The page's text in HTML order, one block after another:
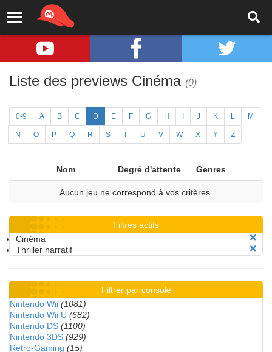
Liste des previews Cinéma (0)
0-9 A B C D E F G H J K L M
N O P Q R S T U V W X Y Z
Nom Degré d'attente Genres
Aucun jeu ne correspond à vos critères.
Filtres actifs
Cinéma
Thriller narratif
Filtrer par console
Nintendo Wii (1081)
Nintendo Wii U (682)
Nintendo DS (1100)
Nintendo 3DS (929)
Retro-Gaming (15)